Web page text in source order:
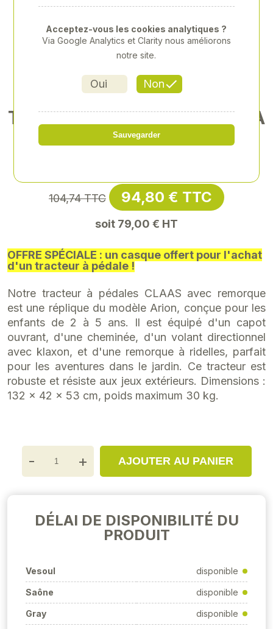
TRACTEUR A PEDALES CLAA
S ARION
104,74 TTC 94,80 € TTC
soit 79,00 € HT
OFFRE SPÉCIALE : un casque offert pour l'achat
d'un tracteur à pédale !
Notre tracteur à pédales CLAAS avec remorque
est une réplique du modèle Arion, conçue pour les
enfants de 2 à 5 ans. Il est équipé d'un capot
ouvrant, d'une cheminée, d'un volant directionnel
avec klaxon, et d'une remorque à ridelles, parfait
pour les aventures dans le jardin. Ce tracteur est
robuste et résiste aux jeux extérieurs. Dimensions :
132 x 42 x 53 cm, poids maximum 30 kg.
- + AJOUTER AU PANIER
DÉLAI DE DISPONIBILITÉ DU
PRODUIT
Vesoul disponible
Saône disponible
Gray disponible
Oui Non
Acceptez-vous les cookies analytiques ?
Via Google Analytics et Clarity nous améliorons
notre site.
Sauvegarder